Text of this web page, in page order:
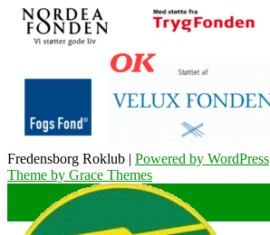
Fredensborg Roklub | Powered by WordPress
Theme by Grace Themes